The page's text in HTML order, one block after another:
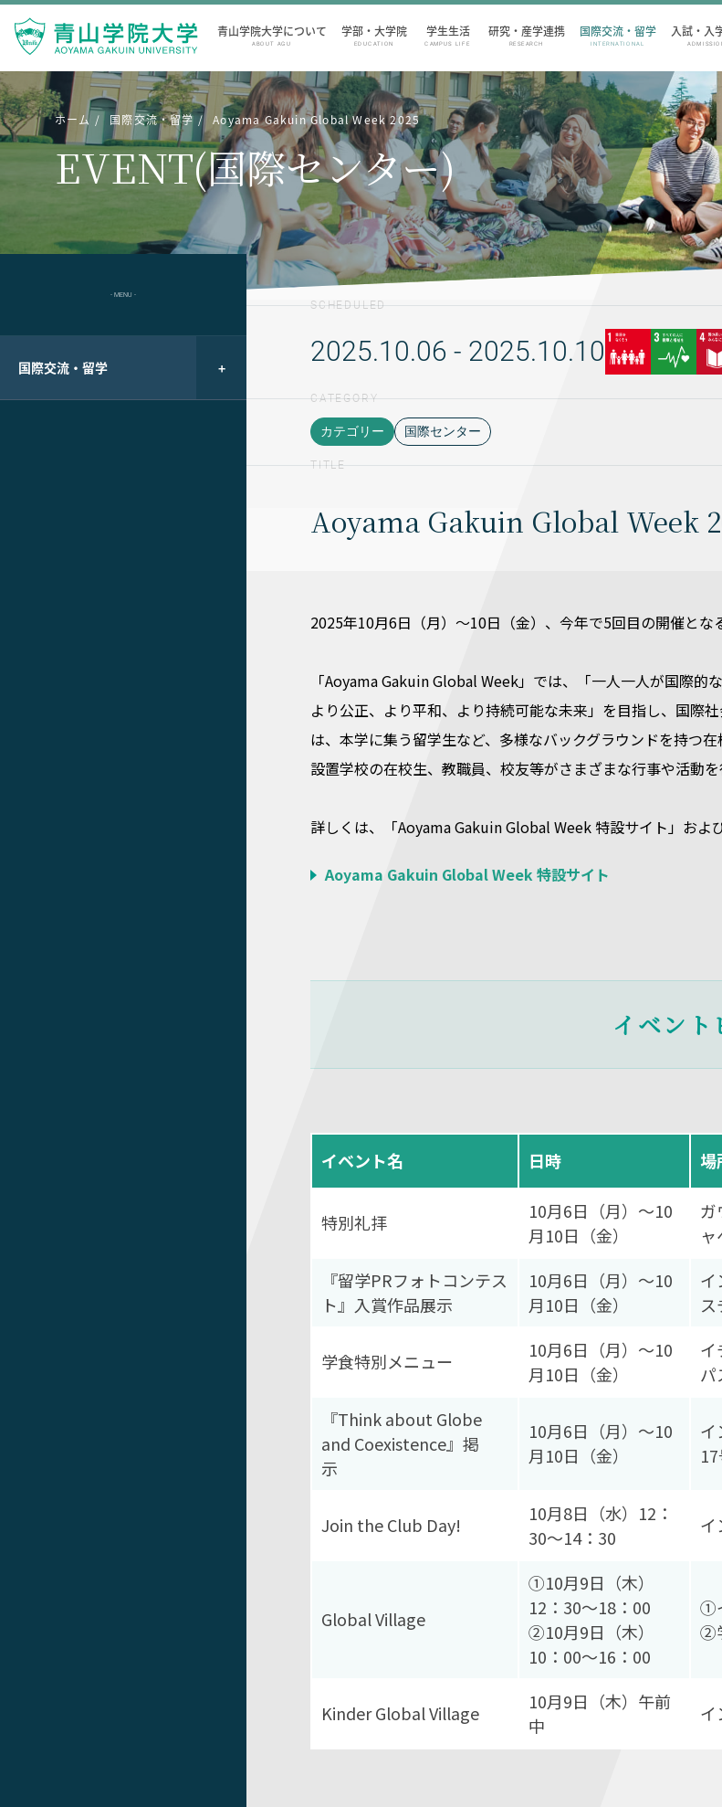
青山学院大学について
ABOUT AGU
学部・大学院
EDUCATION
学生生活
CAMPUS LIFE
研究・産学連携
RESEARCH
国際交流・留学
INTERNATIONAL
入試・入
ホーム 国際交流・留学 Aoyama Gakuin Global Week 2025
EVENT(国際センター)
- MENU -
国際交流・留学
SCHEDULED
2025.10.06 - 2025.10.10
CATEGORY
カテゴリー 国際センター
TITLE
Aoyama Gakuin Global Week
2025年10月6日（月）～10日（金）、今年で5回目の開催とな
「Aoyama Gakuin Global Week」では、「一人一人が国際的
より公正、より平和、より持続可能な未来」を目指し、国際
は、本学に集う留学生など、多様なバックグラウンドを持つ
設置学校の在校生、教職員、校友等がさまざまな行事や活動を
詳しくは、「Aoyama Gakuin Global Week 特設サイト」およ
Aoyama Gakuin Global Week 特設サイト
イベント
イベント名 日時 場
特別礼拝
10月6日（月）～10
月10日（金）
ガ
ャ
『留学PRフォトコンテス
ト』入賞作品展示
10月6日（月）～10
月10日（金）
イ
学食特別メニュー
10月6日（月）～10
月10日（金）
イ
パ
『Think about Globe
and Coexistence』掲
示
10月6日（月）～10
月10日（金）
イ
Join the Club Day!
10月8日（水）12：
30～14：30
イ
Global Village
①10月9日（木）
12：30～18：00
②10月9日（木）
10：00～16：00
①
②
Kinder Global Village
10月9日（木）午前
中
イ